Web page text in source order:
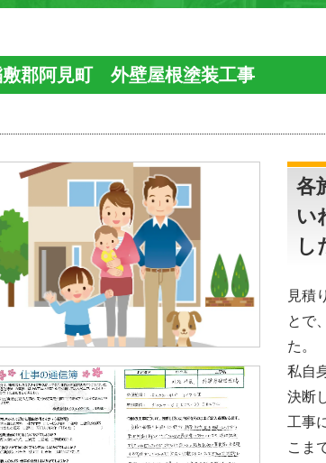
敷郡阿見町 外壁屋根塗装工事
各
い
し
見積
とで
た。
私自
決断
工事
こま